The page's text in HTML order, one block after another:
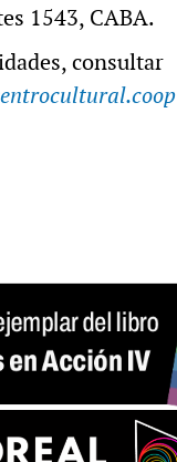
1543, CABA.
consultar